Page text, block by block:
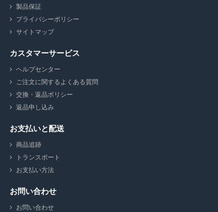
製品保証
プライバシーポリシー
サイトマップ
カスタマーサービス
ヘルプセンター
ご注文に関するよくある質問
交換・返品ポリシー
返品申し込み
お支払いと配送
商品追跡
トランスポート
お支払い方法
お問い合わせ
お問い合わせ